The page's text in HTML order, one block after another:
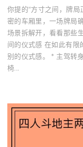
你提的“方寸之间，牌
密的车厢里，一场牌局
场景拆解开，看看那些
间的仪式感 在如此有限
别的仪式感。 * 主驾转
椅...